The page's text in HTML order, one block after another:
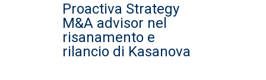
Proactiva Strategy
M&A advisor nel
risanamento e
rilancio di Kasanova